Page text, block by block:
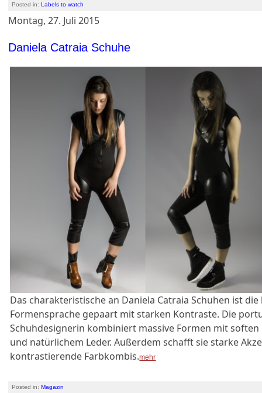
Posted in:Labels to watch
Montag, 27. Juli 2015
Daniela Catraia Schuhe
Das charakteristische an Daniela Catraia Schuhen ist
Formensprache gepaart mit starken Kontraste. Die
Schuhdesignerin kombiniert massive Formen mit soften
und natürlichem Leder. Außerdem schafft sie starke
kontrastierende Farbkombis.mehr
Posted in:Magazin